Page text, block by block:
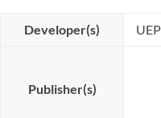
Developer(s)
Publisher(s)